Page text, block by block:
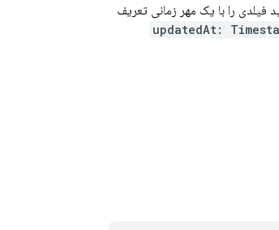
فیلدی را با یک مهر زمانی تعریف
updatedAt: